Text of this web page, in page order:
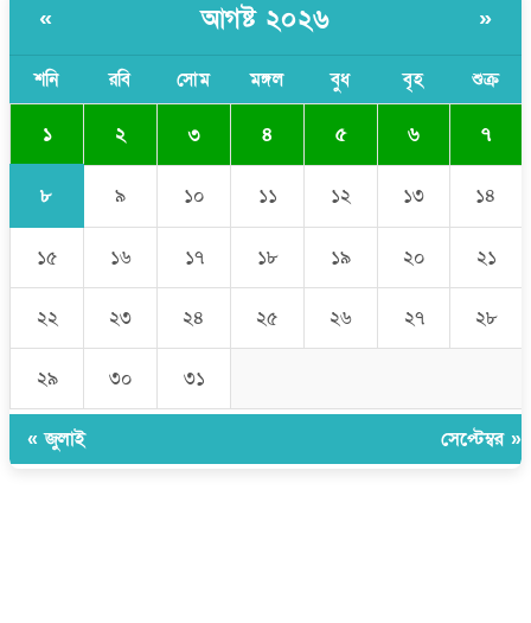
যে ডকুমেন্টারিতে আবু সাঈদের ছবি নেই, সেটা কোনো ডকুমেন্টারি নয়:
ভারপ্রাপ্ত রাষ্ট্রপতি
« আগষ্ট ২০২৬ »
শনি রবি সোম মঙ্গল বুধ বৃহ শুক্র
১ ২ ৩ ৪ ৫ ৬ ৭
৮ ৯ ১০ ১১ ১২ ১৩ ১৪
১৫ ১৬ ১৭ ১৮ ১৯ ২০ ২১
২২ ২৩ ২৪ ২৫ ২৬ ২৭ ২৮
২৯ ৩০ ৩১
« জুলাই সেপ্টেম্বর »